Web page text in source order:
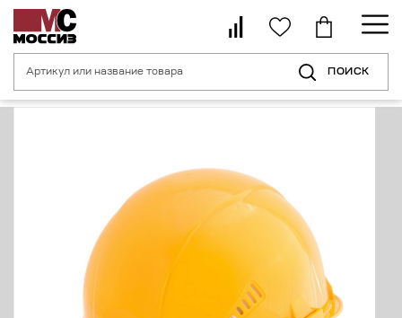
ПОИСК
Главная страница Средства индивидуальной защиты